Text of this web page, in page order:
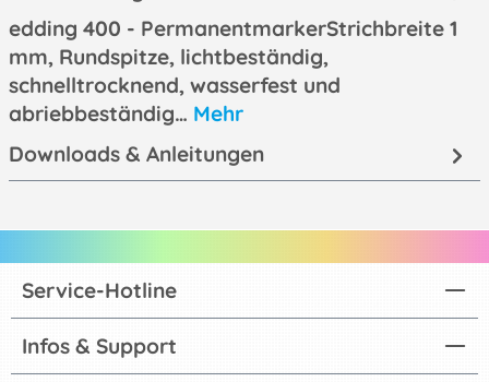
edding 400 - PermanentmarkerStrichbreite 1
mm, Rundspitze, lichtbeständig,
schnelltrocknend, wasserfest und
abriebbeständig… Mehr
Downloads & Anleitungen
Service-Hotline
Infos & Support